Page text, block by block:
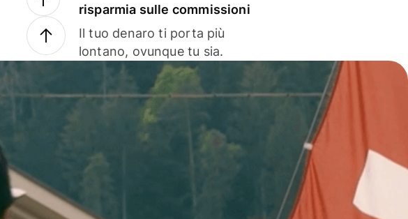
risparmia sulle commissioni
Il tuo denaro ti porta più
lontano, ovunque tu sia.